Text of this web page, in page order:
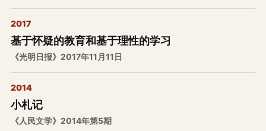
2017
基于怀疑的教育和基于理性的学习
《光明日报》2017年11月11日
2014
小札记
《人民文学》2014年第5期